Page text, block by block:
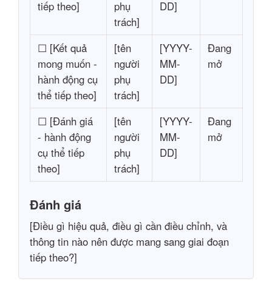
tiếp theo]
phụ
trách]
DD]
☐ [Kết quả
mong muốn -
hành động cụ
thể tiếp theo]
[tên
người
phụ
trách]
[YYYY-
MM-
DD]
Đang
mở
☐ [Đánh giá
- hành động
cụ thể tiếp
theo]
[tên
người
phụ
trách]
[YYYY-
MM-
DD]
Đang
mở
Đánh giá
[Điều gì hiệu quả, điều gì cần điều chỉnh, và
thông tin nào nên được mang sang giai đoạn
tiếp theo?]